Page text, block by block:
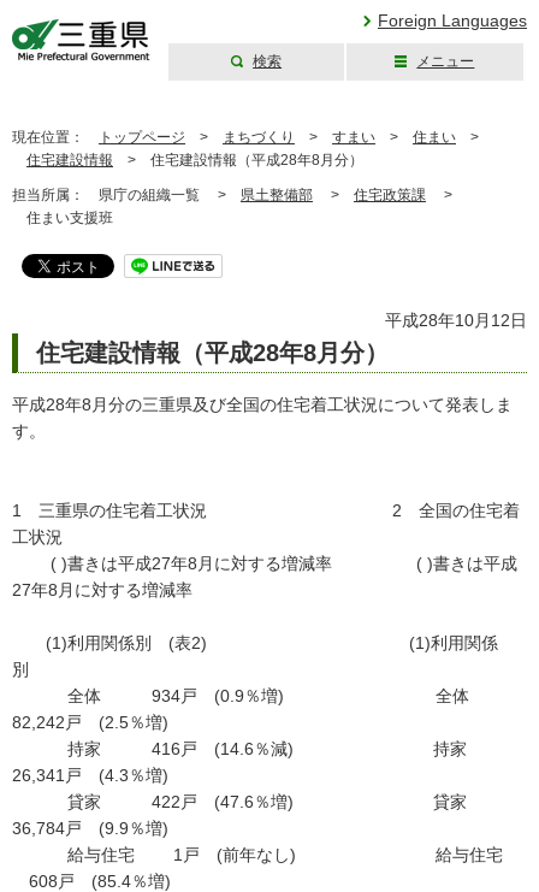
Foreign Languages
検索 メニュー
現在位置： トップページ > まちづくり > すまい > 住まい >
住宅建設情報 > 住宅建設情報（平成28年8月分）
担当所属： 県庁の組織一覧 > 県土整備部 > 住宅政策課 >
住まい支援班
平成28年10月12日
住宅建設情報（平成28年8月分）
平成28年8月分の三重県及び全国の住宅着工状況について発表しま
す。
1 三重県の住宅着工状況 2 全国の住宅着
工状況
( )書きは平成27年8月に対する増減率 ( )書きは平成
27年8月に対する増減率
(1)利用関係別 (表2) (1)利用関係
別
全体 934戸 (0.9％増) 全体
82,242戸 (2.5％増)
持家 416戸 (14.6％減) 持家
26,341戸 (4.3％増)
貸家 422戸 (47.6％増) 貸家
36,784戸 (9.9％増)
給与住宅 1戸 (前年なし) 給与住宅
608戸 (85.4％増)